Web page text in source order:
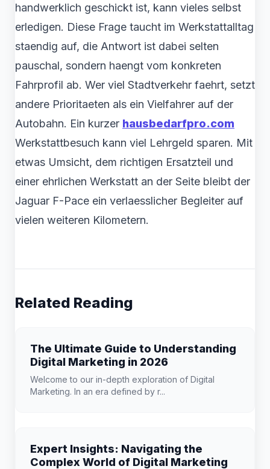
handwerklich geschickt ist, kann vieles selbst
erledigen. Diese Frage taucht im Werkstattalltag
staendig auf, die Antwort ist dabei selten
pauschal, sondern haengt vom konkreten
Fahrprofil ab. Wer viel Stadtverkehr faehrt, setzt
andere Prioritaeten als ein Vielfahrer auf der
Autobahn. Ein kurzer hausbedarfpro.com
Werkstattbesuch kann viel Lehrgeld sparen. Mit
etwas Umsicht, dem richtigen Ersatzteil und
einer ehrlichen Werkstatt an der Seite bleibt der
Jaguar F-Pace ein verlaesslicher Begleiter auf
vielen weiteren Kilometern.
Related Reading
The Ultimate Guide to Understanding
Digital Marketing in 2026
Welcome to our in-depth exploration of Digital
Marketing. In an era defined by r...
Expert Insights: Navigating the
Complex World of Digital Marketing